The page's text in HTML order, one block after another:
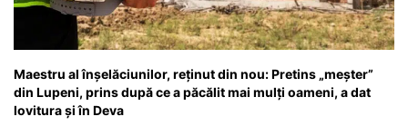
Maestru al înșelăciunilor, reținut din nou: Pretins „meșter”
din Lupeni, prins după ce a păcălit mai mulți oameni, a dat
lovitura și în Deva